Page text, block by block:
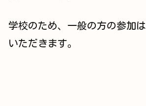
学校のため、一般の方の参加
いただきます。